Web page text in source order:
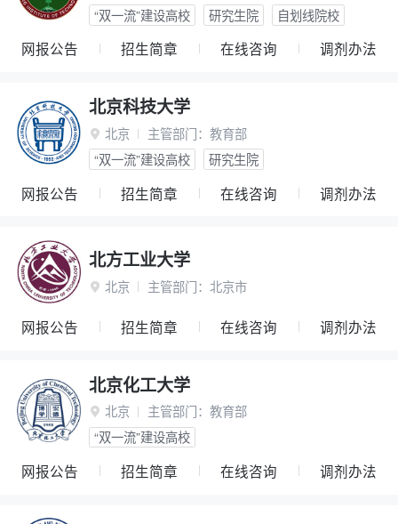
“双一流”建设高校
研究生院 自划线院校
网报公告 招生简章 在线咨询 调剂办法
北京科技大学
 北京 主管部门： 教育部
“双一流”建设高校
研究生院
网报公告 招生简章 在线咨询 调剂办法
北方工业大学
 北京 主管部门： 北京市
网报公告 招生简章 在线咨询 调剂办法
北京化工大学
 北京 主管部门： 教育部
“双一流”建设高校
网报公告 招生简章 在线咨询 调剂办法